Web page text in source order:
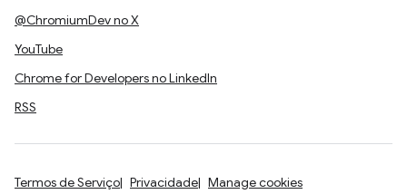
@ChromiumDev no X
YouTube
Chrome for Developers no LinkedIn
RSS
Termos de Serviço Privacidade Manage cookies